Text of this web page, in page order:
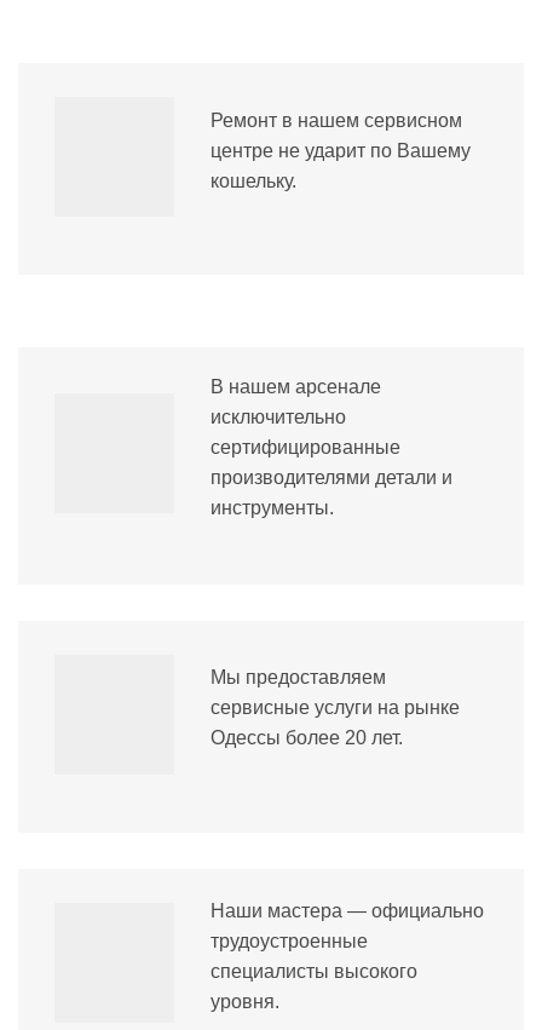
Ремонт в нашем сервисном
центре не ударит по Вашему
кошельку.
В нашем арсенале
исключительно
сертифицированные
производителями детали и
инструменты.
Мы предоставляем
сервисные услуги на рынке
Одессы более 20 лет.
Наши мастера — официально
трудоустроенные
специалисты высокого
уровня.